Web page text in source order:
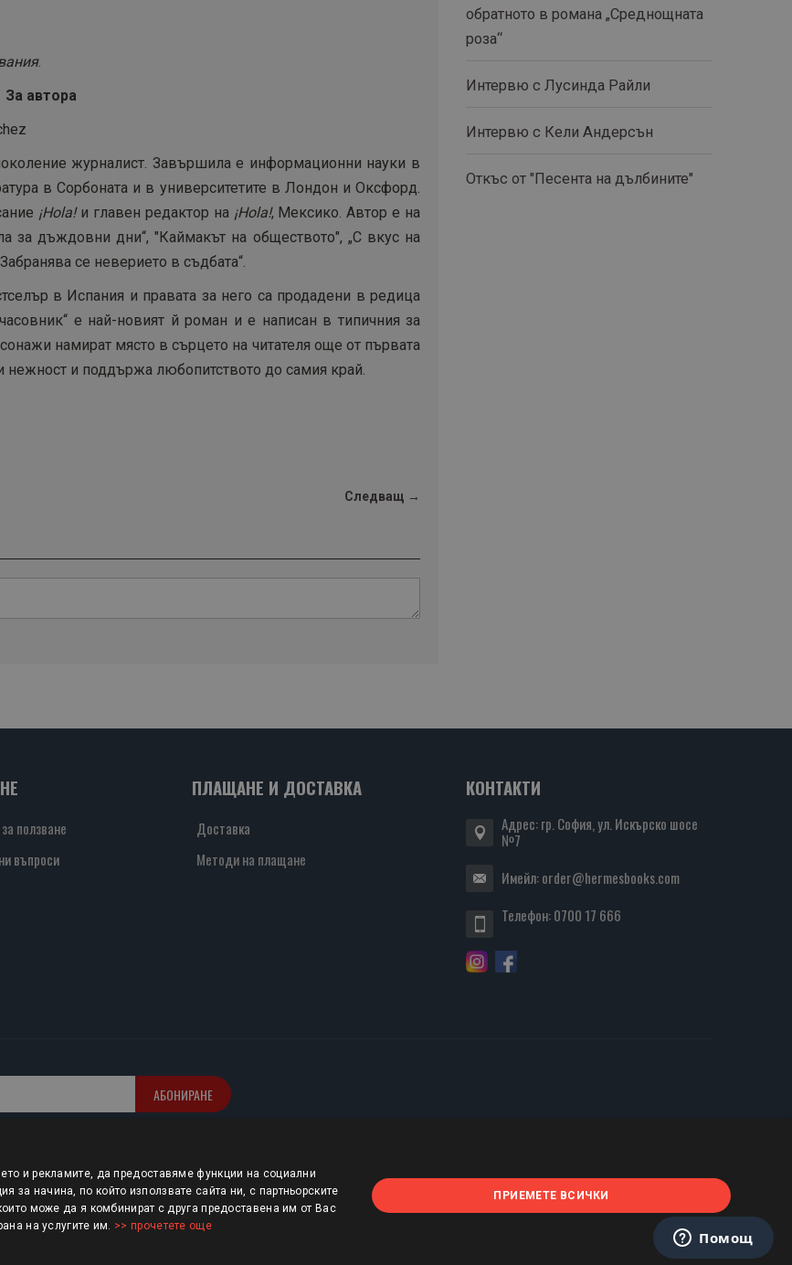
.
За автора
журналист. Завършила е информационни науки в
в Сорбоната и в университетите в Лондон и Оксфорд.
¡Hola!и главен редактор на ¡Hola!, Мексико. Автор е на
за дъждовни дни“, "Каймакът на обществото", „С вкус на
се неверието в съдбата“.
в Испания и правата за него са продадени в редица
е най-новият й роман и е написан в типичния за
намират място в сърцето на читателя още от първата
нежност и поддържа любопитството до самия край.
Следващ →
обратното в романа „Среднощната
роза“
Интервю с Лусинда Райли
Интервю с Кели Андерсън
Откъс от "Песента на дълбините"
ползване
въпроси
ПЛАЩАНЕ И ДОСТАВКА
Доставка
Методи на плащане
КОНТАКТИ
Адрес: гр. София, ул. Искърско шосе
№7
Имейл:order@hermesbooks.com
Телефон:0700 17 666
АБОНИРАНЕ
и рекламите, да предоставяме функции на социални
начина, по който използвате сайта ни, с партньорските
може да я комбинират с друга предоставена им от Вас
на услугите им. >> прочетете още
ПРИЕМЕТЕ ВСИЧКИ